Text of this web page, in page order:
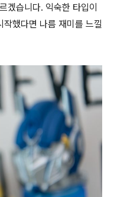
겠습니다. 익숙한 타입이
했다면 나름 재미를 느낄